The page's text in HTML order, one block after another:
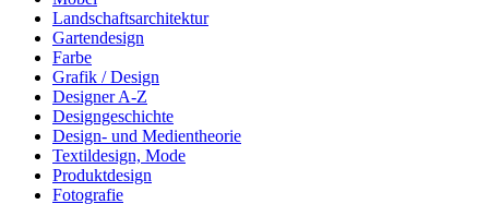
Landschaftsarchitektur
Gartendesign
Farbe
Grafik / Design
Designer A-Z
Designgeschichte
Design- und Medientheorie
Textildesign, Mode
Produktdesign
Fotografie